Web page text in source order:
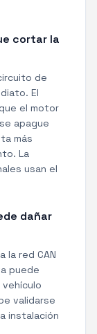
cortar la
de
El
el motor
apague
más
La
usan el
dañar
la red CAN
puede
validarse
instalación